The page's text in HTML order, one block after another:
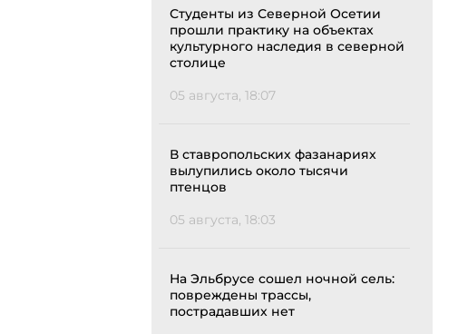
Студенты из Северной Осетии
прошли практику на объектах
культурного наследия в северной
столице
05 августа, 18:07
В ставропольских фазанариях
вылупились около тысячи
птенцов
05 августа, 18:03
На Эльбрусе сошел ночной сель:
повреждены трассы,
пострадавших нет